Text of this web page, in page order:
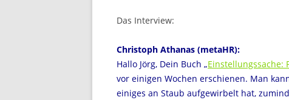
Das Interview:
Christoph Athanas (metaHR):
Hallo Jörg, Dein Buch „Einstellungssache:
vor einigen Wochen erschienen. Man
einiges an Staub aufgewirbelt hat,